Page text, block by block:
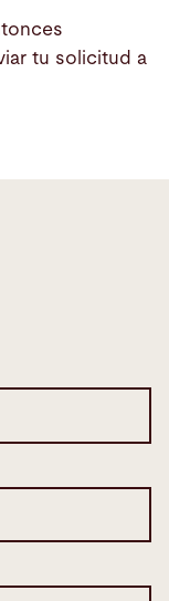
tu solicitud a